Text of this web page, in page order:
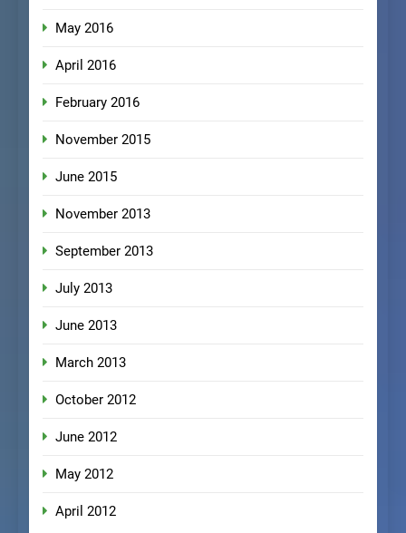
May 2016
April 2016
February 2016
November 2015
June 2015
November 2013
September 2013
July 2013
June 2013
March 2013
October 2012
June 2012
May 2012
April 2012